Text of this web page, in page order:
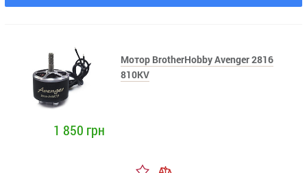
Мотор BrotherHobby Avenger 2816
810KV
1 850 грн